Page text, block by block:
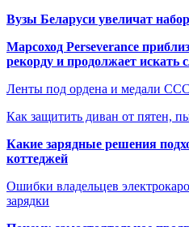
Вузы Беларуси увеличат
Марсоход Perseverance
рекорду и продолжает искать
Ленты под ордена и медали
Как защитить диван от пятен,
Какие зарядные решения
коттеджей
Ошибки владельцев
зарядки